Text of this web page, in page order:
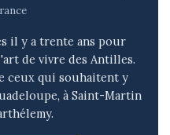
il y a trente ans pour
de vivre des Antilles.
ceux qui souhaitent y
à Saint-Martin